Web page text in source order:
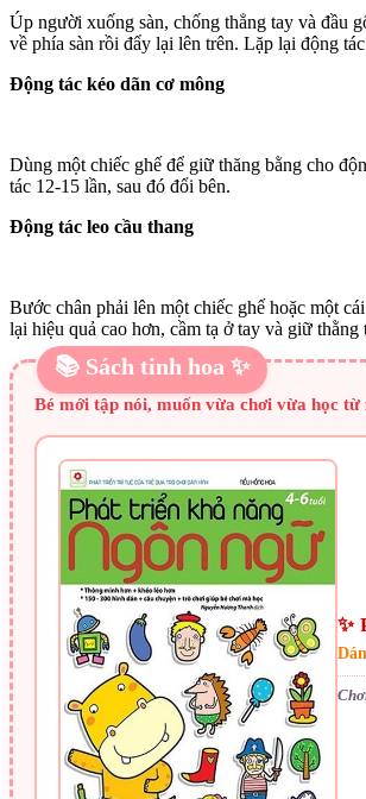
Úp người xuống sàn, chống thẳng tay và đầu
về phía sàn rồi đẩy lại lên trên. Lặp lại động
Động tác kéo dãn cơ mông
Dùng một chiếc ghế để giữ thăng bằng cho
tác 12-15 lần, sau đó đổi bên.
Động tác leo cầu thang
Bước chân phải lên một chiếc ghế hoặc một
lại hiệu quả cao hơn, cầm tạ ở tay và giữ thằng
📚 Sách tinh hoa ✨
Bé mới tập nói, muốn vừa chơi vừa học
✨